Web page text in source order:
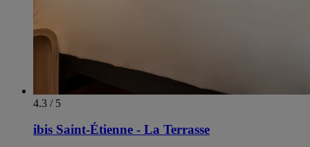
4.3 / 5
ibis Saint-Étienne - La Terrasse